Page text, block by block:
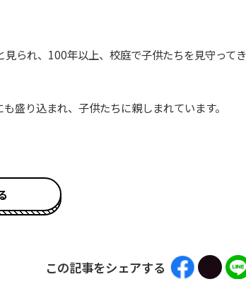
られ、100年以上、校庭で子供たちを見守ってき
盛り込まれ、子供たちに親しまれています。
この記事をシェアする